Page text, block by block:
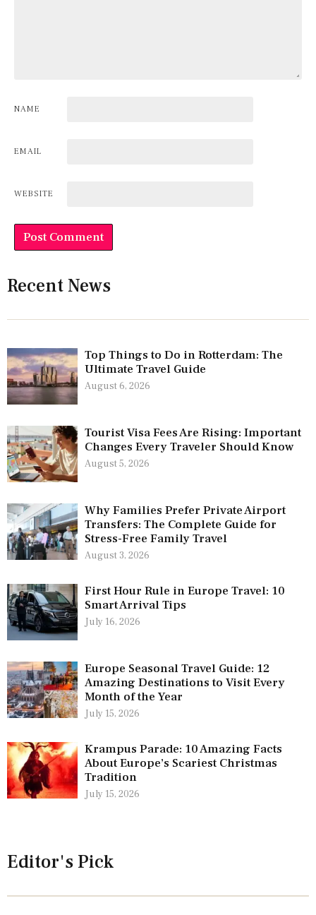
NAME
EMAIL
WEBSITE
Recent News
Top Things to Do in Rotterdam: The
Ultimate Travel Guide
August 6, 2026
Tourist Visa Fees Are Rising: Important
Changes Every Traveler Should Know
August 5, 2026
Why Families Prefer Private Airport
Transfers: The Complete Guide for
Stress-Free Family Travel
August 3, 2026
First Hour Rule in Europe Travel: 10
Smart Arrival Tips
July 16, 2026
Europe Seasonal Travel Guide: 12
Amazing Destinations to Visit Every
Month of the Year
July 15, 2026
Krampus Parade: 10 Amazing Facts
About Europe’s Scariest Christmas
Tradition
July 15, 2026
Editor's Pick